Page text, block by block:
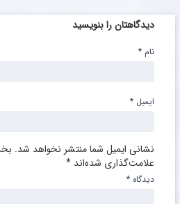
دیدگاهتان را بنویسید
نشانی ایمیل شما منتشر نخواهد شد.
علامت‌گذاری شده‌اند *
دیدگاه *
نام *
ایمیل *